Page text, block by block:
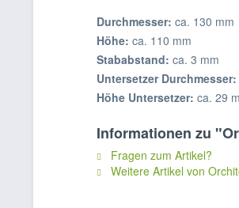
Durchmesser: ca. 130 mm
Höhe: ca. 110 mm
Stababstand: ca. 3 mm
Untersetzer Durchmesser:
Höhe Untersetzer: ca. 29
Informationen zu
Fragen zum Artikel?
Weitere Artikel von